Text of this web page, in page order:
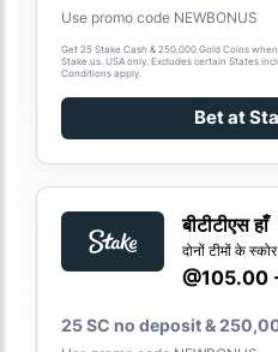
Use promo code NEWBONUS
Get 25 Stake Cash & 250,000 Gold Coins
Stake.us. USA only. Excludes certain States
Conditions apply.
Bet at
बीटीटीएस हाँ
दोनों टीमों के
@105.00
25 SC no deposit &